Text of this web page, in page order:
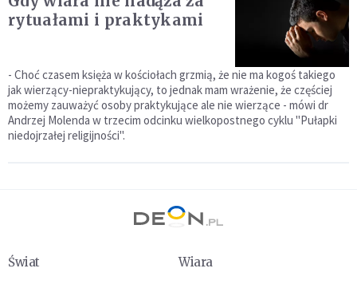
rytuałami i praktykami
- Choć czasem księża w kościołach grzmią, że nie ma kogoś takiego
jak wierzący-niepraktykujący, to jednak mam wrażenie, że częściej
możemy zauważyć osoby praktykujące ale nie wierzące - mówi dr
Andrzej Molenda w trzecim odcinku wielkopostnego cyklu "Pułapki
niedojrzałej religijności".
Świat
Wiara